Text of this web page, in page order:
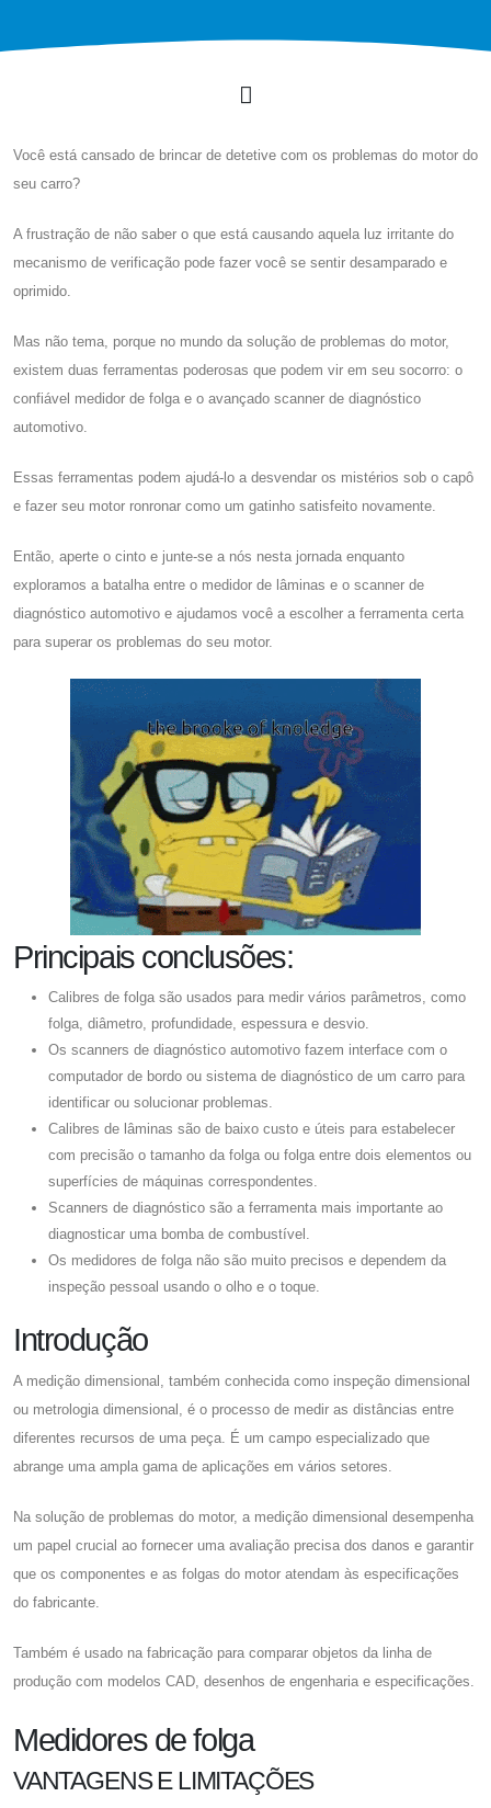
Você está cansado de brincar de detetive com os problemas do motor do
seu carro?
A frustração de não saber o que está causando aquela luz irritante do
mecanismo de verificação pode fazer você se sentir desamparado e
oprimido.
Mas não tema, porque no mundo da solução de problemas do motor,
existem duas ferramentas poderosas que podem vir em seu socorro: o
confiável medidor de folga e o avançado scanner de diagnóstico
automotivo.
Essas ferramentas podem ajudá-lo a desvendar os mistérios sob o capô
e fazer seu motor ronronar como um gatinho satisfeito novamente.
Então, aperte o cinto e junte-se a nós nesta jornada enquanto
exploramos a batalha entre o medidor de lâminas e o scanner de
diagnóstico automotivo e ajudamos você a escolher a ferramenta certa
para superar os problemas do seu motor.
Principais conclusões:
Calibres de folga são usados ​​para medir vários parâmetros, como
folga, diâmetro, profundidade, espessura e desvio.
Os scanners de diagnóstico automotivo fazem interface com o
computador de bordo ou sistema de diagnóstico de um carro para
identificar ou solucionar problemas.
Calibres de lâminas são de baixo custo e úteis para estabelecer
com precisão o tamanho da folga ou folga entre dois elementos ou
superfícies de máquinas correspondentes.
Scanners de diagnóstico são a ferramenta mais importante ao
diagnosticar uma bomba de combustível.
Os medidores de folga não são muito precisos e dependem da
inspeção pessoal usando o olho e o toque.
Introdução
A medição dimensional, também conhecida como inspeção dimensional
ou metrologia dimensional, é o processo de medir as distâncias entre
diferentes recursos de uma peça. É um campo especializado que
abrange uma ampla gama de aplicações em vários setores.
Na solução de problemas do motor, a medição dimensional desempenha
um papel crucial ao fornecer uma avaliação precisa dos danos e garantir
que os componentes e as folgas do motor atendam às especificações
do fabricante.
Também é usado na fabricação para comparar objetos da linha de
produção com modelos CAD, desenhos de engenharia e especificações.
Medidores de folga
VANTAGENS E LIMITAÇÕES